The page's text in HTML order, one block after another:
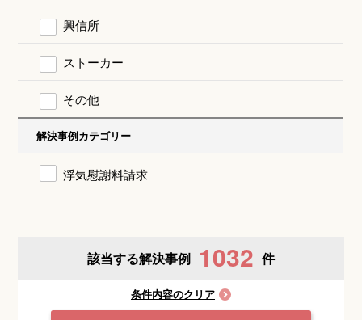
興信所
ストーカー
その他
解決事例カテゴリー
浮気慰謝料請求
該当する解決事例 1032 件
条件内容のクリア